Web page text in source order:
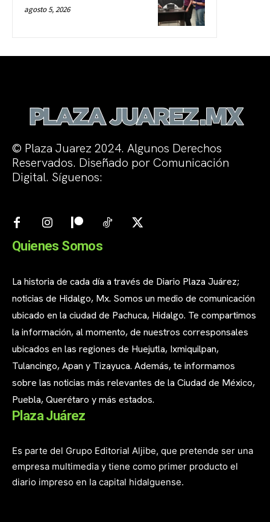
agosto 5, 2026
© Plaza Juarez 2024. Algunos Derechos
Reservados. Diseñado por Comunicación
Digital. Síguenos:
Quienes Somos
La historia de cada día a través de Diario Plaza Juárez;
noticias de Hidalgo, Mx. Somos un medio de comunicación
ubicado en la ciudad de Pachuca, Hidalgo. Te compartimos
la información, al momento, de nuestros corresponsales
ubicados en las regiones de Huejutla, Ixmiquilpan,
Tulancingo, Apan y Tizayuca. Además, te informamos
sobre las noticias más relevantes de la Ciudad de México,
Puebla, Querétaro y más estados.
Plaza Juárez
Es parte del Grupo Editorial Aljibe, que pretende ser una
empresa multimedia y tiene como primer producto el
diario impreso en la capital hidalguense.